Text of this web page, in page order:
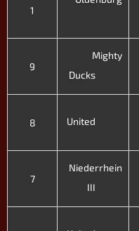
1
9
Mighty
Ducks
8 United
7
Niederrhein
III